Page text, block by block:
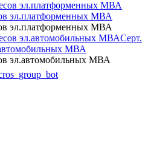
эл.платформенных МВА
эл.платформенных МВА
Серт.
МВА
эл.автомобильных МВА